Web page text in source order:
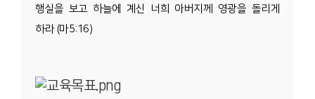
행실을 보고 하늘에 계신 너희 아버지께 영광을 돌리게
하라 (마5:16)